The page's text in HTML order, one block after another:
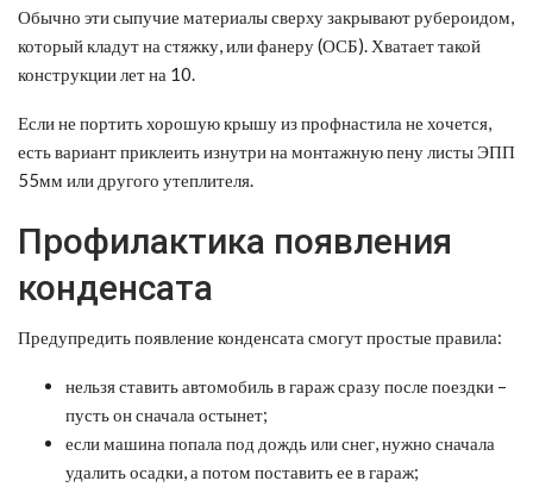
Обычно эти сыпучие материалы сверху закрывают рубероидом,
который кладут на стяжку, или фанеру (ОСБ). Хватает такой
конструкции лет на 10.
Если не портить хорошую крышу из профнастила не хочется,
есть вариант приклеить изнутри на монтажную пену листы ЭПП
55мм или другого утеплителя.
Профилактика появления
конденсата
Предупредить появление конденсата смогут простые правила:
нельзя ставить автомобиль в гараж сразу после поездки –
пусть он сначала остынет;
если машина попала под дождь или снег, нужно сначала
удалить осадки, а потом поставить ее в гараж;